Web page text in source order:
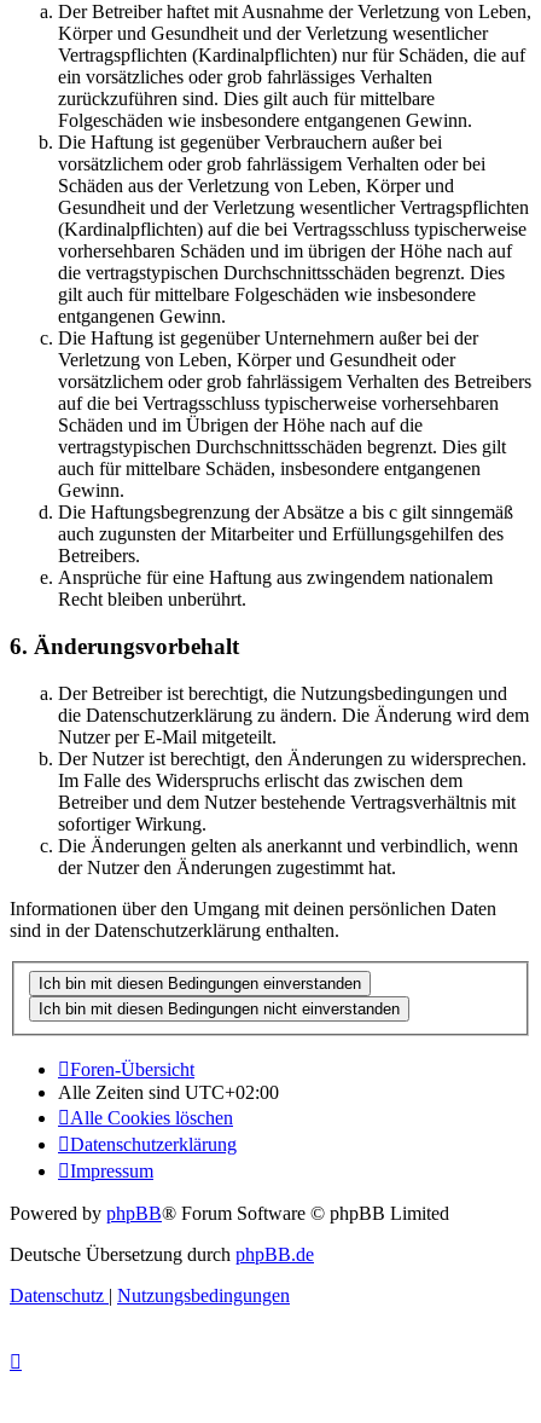
Der Betreiber haftet mit Ausnahme der Verletzung von Leben,
Körper und Gesundheit und der Verletzung wesentlicher
Vertragspflichten (Kardinalpflichten) nur für Schäden, die auf
ein vorsätzliches oder grob fahrlässiges Verhalten
zurückzuführen sind. Dies gilt auch für mittelbare
Folgeschäden wie insbesondere entgangenen Gewinn.
Die Haftung ist gegenüber Verbrauchern außer bei
vorsätzlichem oder grob fahrlässigem Verhalten oder bei
Schäden aus der Verletzung von Leben, Körper und
Gesundheit und der Verletzung wesentlicher Vertragspflichten
(Kardinalpflichten) auf die bei Vertragsschluss typischerweise
vorhersehbaren Schäden und im übrigen der Höhe nach auf
die vertragstypischen Durchschnittsschäden begrenzt. Dies
gilt auch für mittelbare Folgeschäden wie insbesondere
entgangenen Gewinn.
Die Haftung ist gegenüber Unternehmern außer bei der
Verletzung von Leben, Körper und Gesundheit oder
vorsätzlichem oder grob fahrlässigem Verhalten des Betreibers
auf die bei Vertragsschluss typischerweise vorhersehbaren
Schäden und im Übrigen der Höhe nach auf die
vertragstypischen Durchschnittsschäden begrenzt. Dies gilt
auch für mittelbare Schäden, insbesondere entgangenen
Gewinn.
Die Haftungsbegrenzung der Absätze a bis c gilt sinngemäß
auch zugunsten der Mitarbeiter und Erfüllungsgehilfen des
Betreibers.
Ansprüche für eine Haftung aus zwingendem nationalem
Recht bleiben unberührt.
6. Änderungsvorbehalt
Der Betreiber ist berechtigt, die Nutzungsbedingungen und
die Datenschutzerklärung zu ändern. Die Änderung wird dem
Nutzer per E-Mail mitgeteilt.
Der Nutzer ist berechtigt, den Änderungen zu widersprechen.
Im Falle des Widerspruchs erlischt das zwischen dem
Betreiber und dem Nutzer bestehende Vertragsverhältnis mit
sofortiger Wirkung.
Die Änderungen gelten als anerkannt und verbindlich, wenn
der Nutzer den Änderungen zugestimmt hat.
Informationen über den Umgang mit deinen persönlichen Daten
sind in der Datenschutzerklärung enthalten.
Foren-Übersicht
Alle Zeiten sind UTC+02:00
Alle Cookies löschen
Datenschutzerklärung
Impressum
Powered by phpBB® Forum Software © phpBB Limited
Deutsche Übersetzung durch phpBB.de
Datenschutz | Nutzungsbedingungen